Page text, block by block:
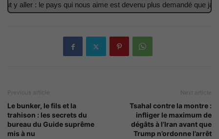
y aller : le pays qui nous aime est devenu plus demandé que jamais
Previous article
Le bunker, le fils et la
trahison : les secrets du
bureau du Guide suprême
mis à nu
Next article
Tsahal contre la montre :
infliger le maximum de
dégâts à l’Iran avant que
Trump n’ordonne l’arrêt